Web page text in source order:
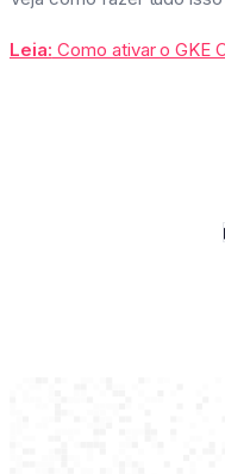
Leia: Como ativar o GKE